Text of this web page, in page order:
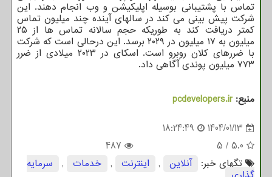
تماس با پشتیبانی بوسیله اپلیکیشن و وب انجام دهند. این
شرکت پیش بینی می کند در سالهای آینده چند میلیون تماس
کمتر دریافت کند به طوریکه حجم سالانه تماس ها از ۲۵
میلیون به ۱۷ میلیون در ۲۰۲۹ برسد. این درحالی است که شرکت
با ضررهای کلان روبرو است. اسکای در ۲۰۲۳ میلادی از ضرر
۷۷۳ میلیون پوندی آگاهی داد.
منبع:pcdevelopers.ir
1404/01/13
18:24:49
5.0
/
5
487
تگهای خبر:
آنلاین , اینترنت , خدمات , سرمایه